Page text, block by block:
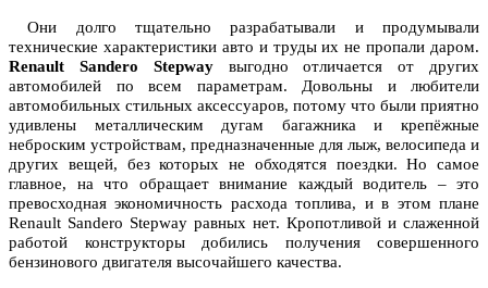
Они долго тщательно разрабатывали и продумывали
технические характеристики авто и труды их не пропали даром.
Renault Sandero Stepwayвыгодно отличается от других
автомобилей по всем параметрам. Довольны и любители
автомобильных стильных аксессуаров, потому что были приятно
удивлены металлическим дугам багажника и крепёжные
неброским устройствам, предназначенные для лыж, велосипеда и
других вещей, без которых не обходятся поездки. Но самое
главное, на что обращает внимание каждый водитель – это
превосходная экономичность расхода топлива, и в этом плане
Renault Sandero Stepway равных нет. Кропотливой и слаженной
работой конструкторы добились получения совершенного
бензинового двигателя высочайшего качества.